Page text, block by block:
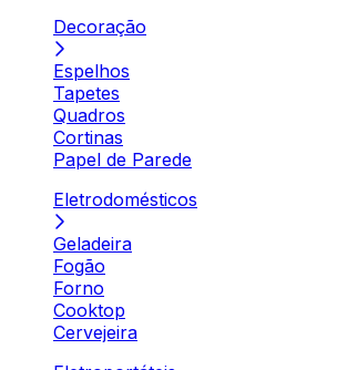
Decoração
Espelhos
Tapetes
Quadros
Cortinas
Papel de Parede
Eletrodomésticos
Geladeira
Fogão
Forno
Cooktop
Cervejeira